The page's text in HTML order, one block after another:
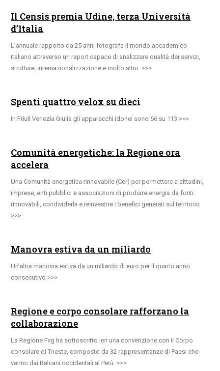
Il Censis premia Udine, terza Università
d’Italia
L’annuale rapporto da 25 anni fotografa il mondo accademico
italiano attraverso un report capace di analizzare qualità dei servizi,
strutture, internazionalizzazione e molto altro.
Spenti quattro velox su dieci
In Friuli Venezia Giulia gli apparecchi idonei sono 66 su 113
Comunità energetiche: la Regione ora
accelera
Una Comunità energetica rinnovabile (Cer) per permettere a cittadini,
imprese, enti pubblici e associazioni di produrre energia da fonti
rinnovabili, condividerla e reinvestire i benefici generati sul territorio
Manovra estiva da un miliardo
Un’altra manovra estiva da un miliardo di euro per il quarto anno
consecutivo
Regione e corpo consolare rafforzano la
collaborazione
La Regione Fvg ha sottoscritto ieri una convenzione con il Corpo
consolare di Trieste, composto da 32 rappresentanze di Paesi che
vanno dai Balcani occidentali al Perù.